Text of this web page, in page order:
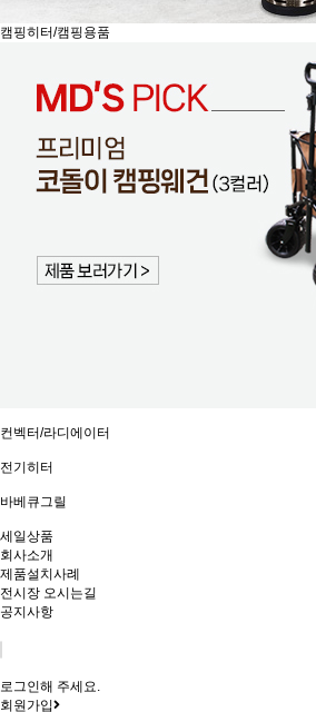
캠핑히터/캠핑용품
컨벡터/라디에이터
전기히터
바베큐그릴
세일상품
회사소개
제품설치사례
전시장 오시는길
공지사항
로그인해 주세요.
회원가입